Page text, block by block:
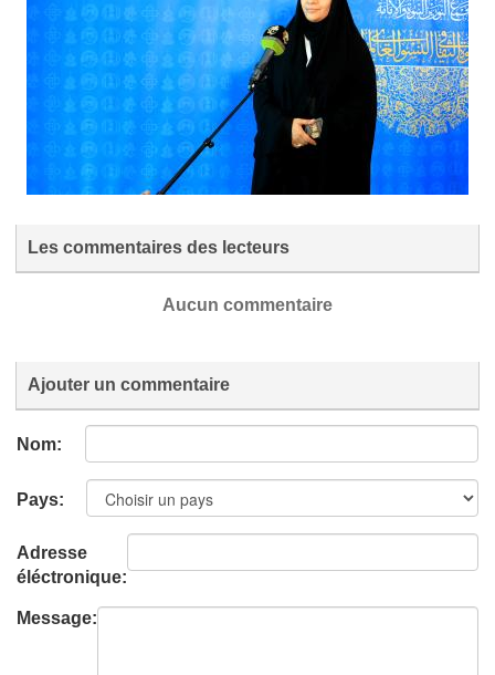
Les commentaires des lecteurs
Aucun commentaire
Ajouter un commentaire
Nom:
Pays:
Adresse
éléctronique:
Message: